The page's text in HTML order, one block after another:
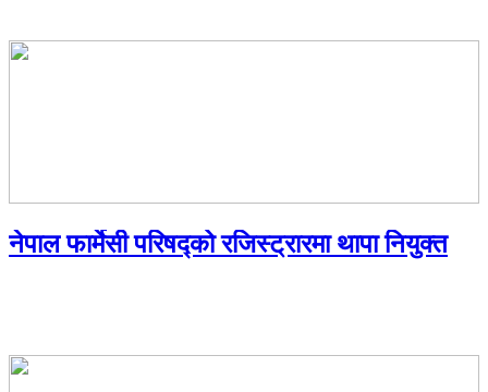
नेपाल फार्मेसी परिषद्को रजिस्ट्रारमा थापा नियुक्त